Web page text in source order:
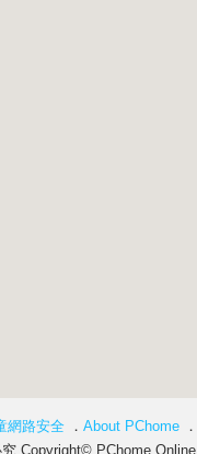
網路安全 ． About PChome ．
Copyright© PChome Online